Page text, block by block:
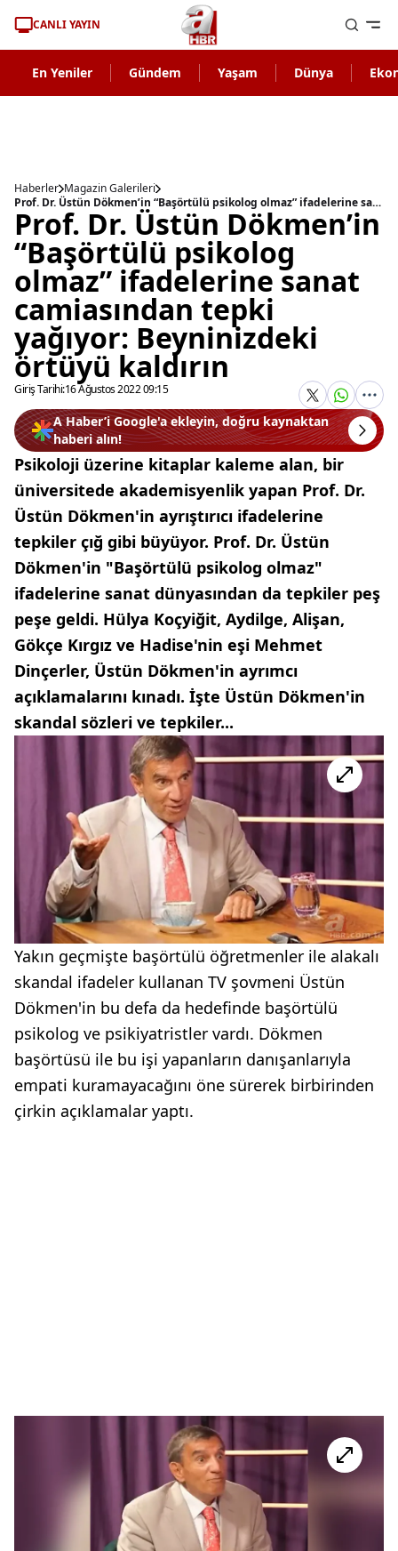
CANLI YAYIN
En Yeniler Gündem Yaşam Dünya
Haberler Magazin Galerileri
Prof. Dr. Üstün Dökmen’in “Başörtülü psikolog olmaz” ifadelerine sanat camiasından tepki yağıyor: Beyninizdeki örtüyü kaldırın
Prof. Dr. Üstün Dökmen’in
“Başörtülü psikolog
olmaz” ifadelerine sanat
camiasından tepki
yağıyor: Beyninizdeki
örtüyü kaldırın
Giriş Tarihi:16 Ağustos 2022 09:15
A Haber’i Google'a ekleyin, doğru kaynaktan
haberi alın!
Psikoloji üzerine kitaplar kaleme alan, bir
üniversitede akademisyenlik yapan Prof. Dr.
Üstün Dökmen'in ayrıştırıcı ifadelerine
tepkiler çığ gibi büyüyor. Prof. Dr. Üstün
Dökmen'in "Başörtülü psikolog olmaz"
ifadelerine sanat dünyasından da tepkiler peş
peşe geldi. Hülya Koçyiğit, Aydilge, Alişan,
Gökçe Kırgız ve Hadise'nin eşi Mehmet
Dinçerler, Üstün Dökmen'in ayrımcı
açıklamalarını kınadı. İşte Üstün Dökmen'in
skandal sözleri ve tepkiler...
Yakın geçmişte başörtülü öğretmenler ile alakalı
skandal ifadeler kullanan TV şovmeni Üstün
Dökmen'in bu defa da hedefinde başörtülü
psikolog ve psikiyatristler vardı. Dökmen
başörtüsü ile bu işi yapanların danışanlarıyla
empati kuramayacağını öne sürerek birbirinden
çirkin açıklamalar yaptı.